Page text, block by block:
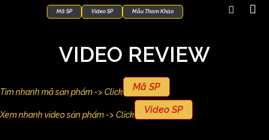
Mã SP Video SP Mẫu Tham Khảo
VIDEO REVIEW
Tìm nhanh mã sản phẩm -> Click Mã SP
Xem nhanh video sản phẩm -> Click Video SP